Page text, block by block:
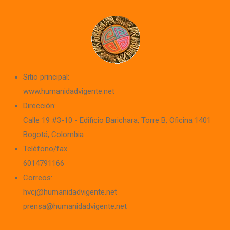
Sitio principal:
www.humanidadvigente.net
Dirección:
Calle 19 #3-10 - Edificio Barichara, Torre B, Oficina 1401
Bogotá, Colombia
Teléfono/fax
6014791166
Correos:
hvcj@humanidadvigente.net
prensa@humanidadvigente.net